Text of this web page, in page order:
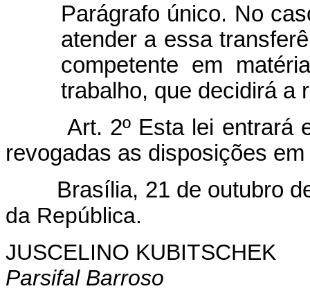
Parágrafo único. No
atender a essa
competente em
trabalho, que decidirá a
Art. 2º Esta lei entrará
revogadas as disposições
Brasília, 21 de outubro
da República.
JUSCELINO KUBITSCHEK
Parsifal Barroso